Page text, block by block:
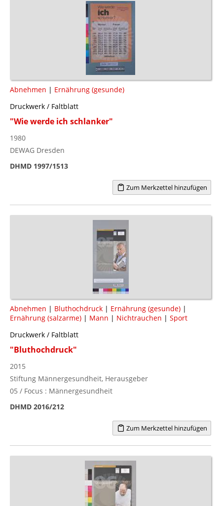
Abnehmen | Ernährung (gesunde)
Druckwerk / Faltblatt
"Wie werde ich schlanker"
1980
DEWAG Dresden
DHMD 1997/1513
Zum Merkzettel hinzufügen
Abnehmen | Bluthochdruck | Ernährung (gesunde) |
Ernährung (salzarme) | Mann | Nichtrauchen | Sport
Druckwerk / Faltblatt
"Bluthochdruck"
2015
Stiftung Männergesundheit, Herausgeber
05 / Focus : Männergesundheit
DHMD 2016/212
Zum Merkzettel hinzufügen